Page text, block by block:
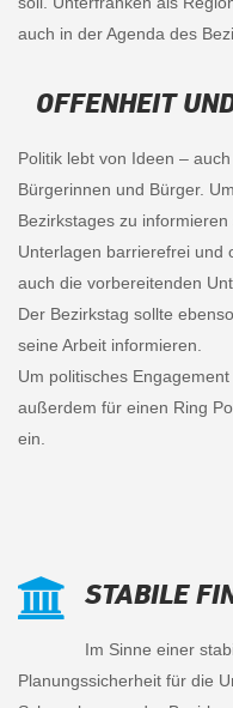
auch in der Agenda des
OFFENHEIT
Politik lebt von Ideen –
Bürgerinnen und Bürger.
Bezirkstages zu
Unterlagen barrierefrei und
auch die vorbereitenden
Der Bezirkstag sollte
seine Arbeit informieren.
Um politisches
außerdem für einen Ring
ein.
STABILE
Im Sinne einer
Planungssicherheit für die